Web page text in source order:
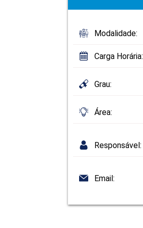
Modalidade:
Carga Horária:
Grau:
Área:
Responsável:
Email: